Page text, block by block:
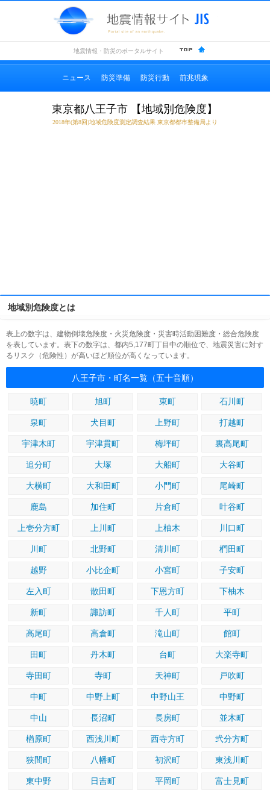
地震情報・防災のポータルサイト
ニュース 防災準備 防災行動 前兆現象
東京都八王子市 【地域別危険度】
2018年(第8回)地域危険度測定調査結果 東京都都市整備局より
地域別危険度とは
表上の数字は、建物倒壊危険度・火災危険度・災害時活動困難度・総合危険度
を表しています。表下の数字は、都内5,177町丁目中の順位で、地震災害に対す
るリスク（危険性）が高いほど順位が高くなっています。
八王子市・町名一覧（五十音順）
暁町 旭町 東町 石川町
泉町 犬目町 上野町 打越町
宇津木町 宇津貫町 梅坪町 裏高尾町
追分町 大塚 大船町 大谷町
大横町 大和田町 小門町 尾崎町
鹿島 加住町 片倉町 叶谷町
上壱分方町 上川町 上柚木 川口町
川町 北野町 清川町 椚田町
越野 小比企町 小宮町 子安町
左入町 散田町 下恩方町 下柚木
新町 諏訪町 千人町 平町
高尾町 高倉町 滝山町 館町
田町 丹木町 台町 大楽寺町
寺田町 寺町 天神町 戸吹町
中町 中野上町 中野山王 中野町
中山 長沼町 長房町 並木町
楢原町 西浅川町 西寺方町 弐分方町
狭間町 八幡町 初沢町 東浅川町
東中野 日吉町 平岡町 富士見町